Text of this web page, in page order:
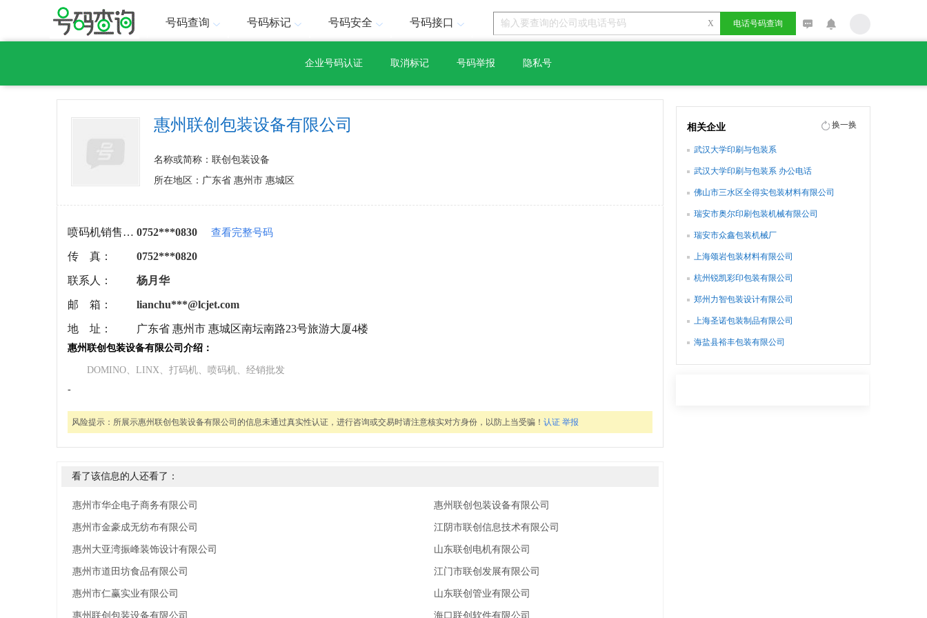
号码查询 号码标记 号码安全 号码接口 X 电话号码查询
企业号码认证 取消标记 号码举报 隐私号
惠州联创包装设备有限公司
名称或简称：联创包装设备
所在地区：广东省 惠州市 惠城区
喷码机销售电话： 0752***0830 查看完整号码
传 真： 0752***0820
联系人： 杨月华
邮 箱： lianchu***@lcjet.com
地 址： 广东省 惠州市 惠城区南坛南路23号旅游大厦4楼
惠州联创包装设备有限公司介绍：
DOMINO、LINX、打码机、喷码机、经销批发
-
风险提示： 所展示惠州联创包装设备有限公司的信息未通过真实性认证，进行咨询或交易时请注意核实对方身份，以防上当受骗！ 认证 举报
看了该信息的人还看了：
惠州市华企电子商务有限公司
惠州市金豪成无纺布有限公司
惠州大亚湾振峰装饰设计有限公司
惠州市道田坊食品有限公司
惠州市仁赢实业有限公司
惠州联创包装设备有限公司
惠州联创包装设备有限公司
江阴市联创信息技术有限公司
山东联创电机有限公司
江门市联创发展有限公司
山东联创管业有限公司
海口联创软件有限公司
相关企业 换一换
武汉大学印刷与包装系
武汉大学印刷与包装系 办公电话
佛山市三水区全得实包装材料有限公司
瑞安市奥尔印刷包装机械有限公司
瑞安市众鑫包装机械厂
上海颂岩包装材料有限公司
杭州锐凯彩印包装有限公司
郑州力智包装设计有限公司
上海圣诺包装制品有限公司
海盐县裕丰包装有限公司